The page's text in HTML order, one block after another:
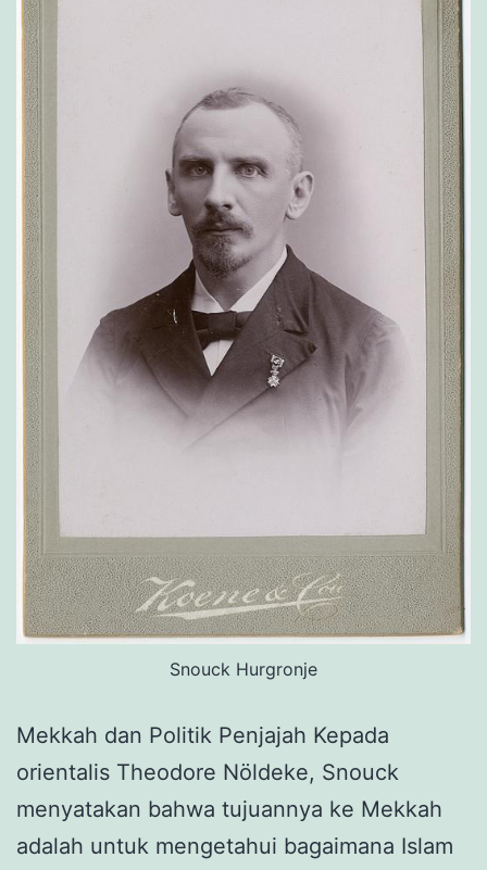
Snouck Hurgronje
Mekkah dan Politik Penjajah Kepada
orientalis Theodore Nöldeke, Snouck
menyatakan bahwa tujuannya ke Mekkah
adalah untuk mengetahui bagaimana Islam